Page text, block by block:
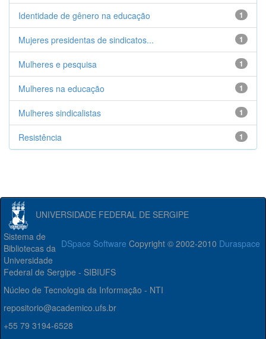
1
Identidade de gênero na educação
1
Mujeres presidentas de sindicatos...
1
Mulheres e pesquisa
1
Mulheres na educação
1
Mulheres sindicalistas
1
Resistência
UNIVERSIDADE FEDERAL DE SERGIPE
DSpace Software Copyright © 2002-2010 Duraspace
Sistema de
Bibliotecas da
Universidade
Federal de Sergipe - SIBIUFS
Núcleo de Tecnologia da Informação - NTI
repositorio@academico.ufs.br
+55 79 3194-6528